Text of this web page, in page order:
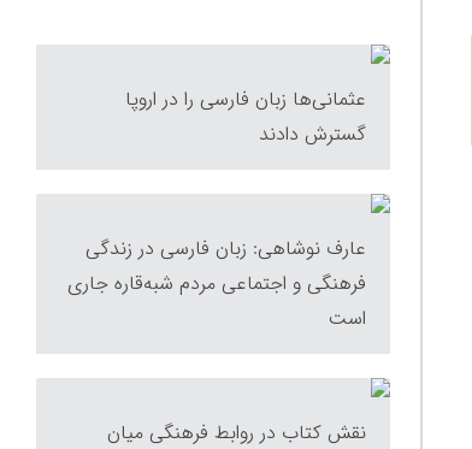
عثمانی‌ها زبان فارسی را در اروپا
گسترش دادند
عارف نوشاهی: زبان فارسی در زندگی
فرهنگی و اجتماعی مردم شبه‌‌قاره جاری
است
نقش کتاب در روابط فرهنگی میان